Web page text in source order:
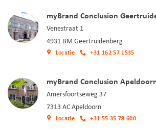
myBrand Conclusion
Venestraat 1
4931 BM Geertruidenberg
Locatie +31 162 57 1535
myBrand Conclusion
Amersfoortseweg 37
7313 AC Apeldoorn
Locatie +31 55 35 78 600